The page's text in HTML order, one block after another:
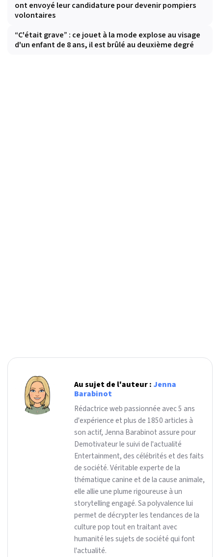
ont envoyé leur candidature pour devenir pompiers
volontaires
“C'était grave” : ce jouet à la mode explose au visage
d'un enfant de 8 ans, il est brûlé au deuxième degré
Au sujet de l'auteur : Jenna
Barabinot
Rédactrice web passionnée avec 5 ans
d'expérience et plus de 1850 articles à
son actif, Jenna Barabinot assure pour
Demotivateur le suivi de l'actualité
Entertainment, des célébrités et des faits
de société. Véritable experte de la
thématique canine et de la cause animale,
elle allie une plume rigoureuse à un
storytelling engagé. Sa polyvalence lui
permet de décrypter les tendances de la
culture pop tout en traitant avec
humanité les sujets de société qui font
l'actualité.